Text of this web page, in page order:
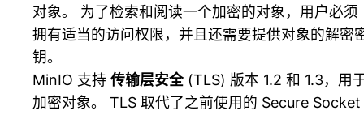
对象。 为了检索和阅读一个加密的对象，用户必须
拥有适当的访问权限，并且还需要提供对象的解密
钥。
MinIO 支持 传输层安全 (TLS) 版本 1.2 和 1.3，用
加密对象。 TLS 取代了之前使用的 Secure Socket